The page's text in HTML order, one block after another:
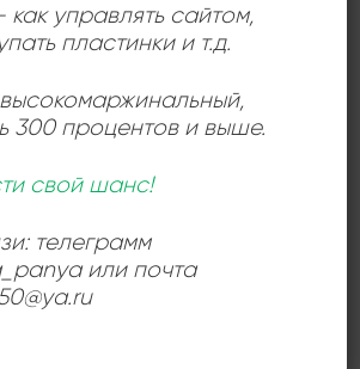
wishlist
Irina
And
как управлять сайтом,
пластинки и т.д.
,
300 процентов и выше.
свой шанс!
телеграмм
или почта